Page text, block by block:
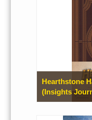
Hearthstone
(Insights